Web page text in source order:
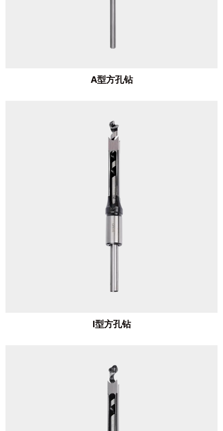
A型方孔钻
I型方孔钻